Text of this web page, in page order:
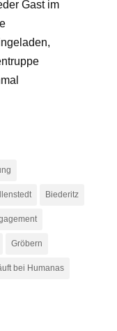
Gast im
Biederitz
Gröbern
bei Humanas